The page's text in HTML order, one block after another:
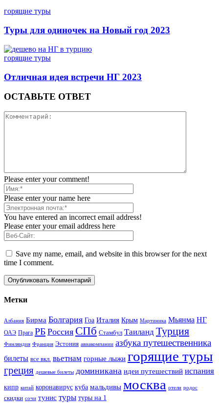
горящие туры
Туры для одиночек на Новый год 2023
горящие туры
Отличная идея встречи НГ 2023
ОСТАВЬТЕ ОТВЕТ
Please enter your comment!
Please enter your name here
You have entered an incorrect email address!
Please enter your email address here
Save my name, email, and website in this browser for the next
time I comment.
Метки
Албания Бирма Болгария Гоа Италия Крым Мартиника Мьянма НГ
ОАЭ Прага РБ Россия СПб Стамбул Таиланд Турция
Финляндия Франция Эстония авиакомпании азбука путешественника
билеты все вкл. вьетнам горные лыжи горящие туры
греция дешевые билеты доминикана идеи путешествий испания
кипр китай коронавирус куба мальдивы москва отели родос
скидки сочи тунис туры туры на 1